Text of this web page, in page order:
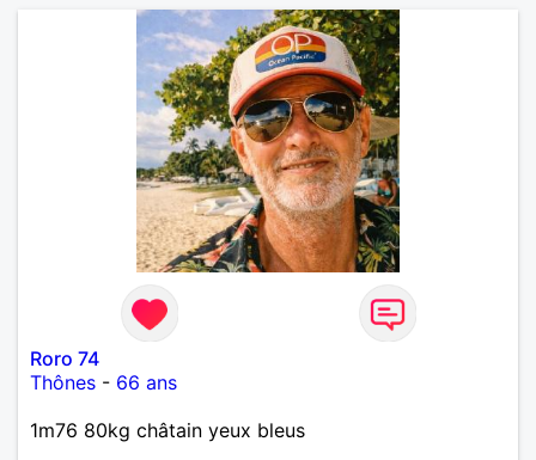
Roro 74
Thônes - 66 ans
1m76 80kg châtain yeux bleus